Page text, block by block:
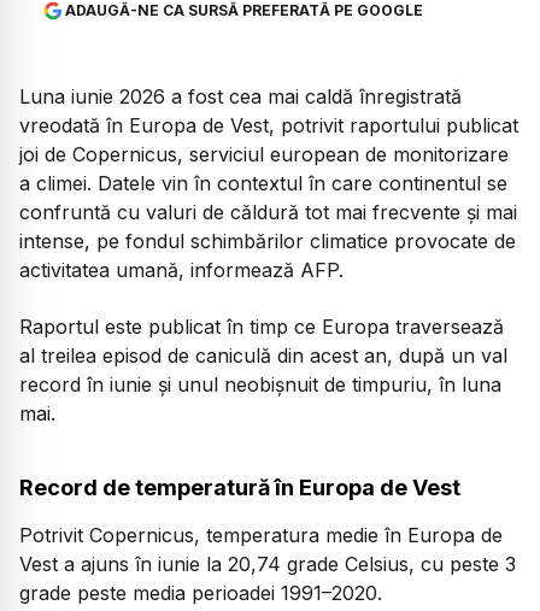
ADAUGĂ-NE CA SURSĂ PREFERATĂ PE GOOGLE
Luna iunie 2026 a fost cea mai caldă înregistrată
vreodată în Europa de Vest, potrivit raportului publicat
joi de Copernicus, serviciul european de monitorizare
a climei. Datele vin în contextul în care continentul se
confruntă cu valuri de căldură tot mai frecvente și mai
intense, pe fondul schimbărilor climatice provocate de
activitatea umană, informează AFP.
Raportul este publicat în timp ce Europa traversează
al treilea episod de caniculă din acest an, după un val
record în iunie și unul neobișnuit de timpuriu, în luna
mai.
Record de temperatură în Europa de Vest
Potrivit Copernicus, temperatura medie în Europa de
Vest a ajuns în iunie la 20,74 grade Celsius, cu peste 3
grade peste media perioadei 1991–2020.